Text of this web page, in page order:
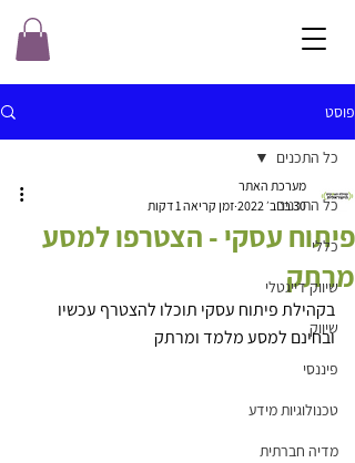
פוסט
כל התכנים
כללי
שיווק דייגטלי
שיווק
פיננסי
טכנולוגיות מידע
מדיה חברתית
כל התכנים
פיתוח עסקי - הצטרפו למסע
מרתק
מערכת האתר
30 בנוב׳ 2022
זמן קריאה 1 דקות
בקהילת פיתוח עסקי תוכלו להצטרף עכשיו
ובחינם למסע מלמד ומרתק